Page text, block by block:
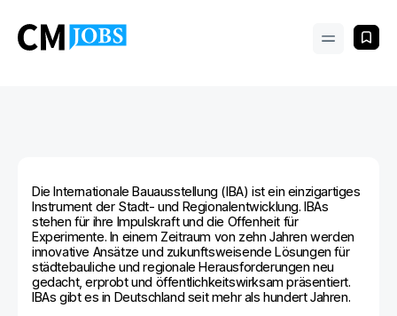
Die Internationale Bauausstellung (IBA) ist ein einzigartiges
Instrument der Stadt- und Regionalentwicklung. IBAs
stehen für ihre Impulskraft und die Offenheit für
Experimente. In einem Zeitraum von zehn Jahren werden
innovative Ansätze und zukunftsweisende Lösungen für
städtebauliche und regionale Herausforderungen neu
gedacht, erprobt und öffentlichkeitswirksam präsentiert.
IBAs gibt es in Deutschland seit mehr als hundert Jahren.